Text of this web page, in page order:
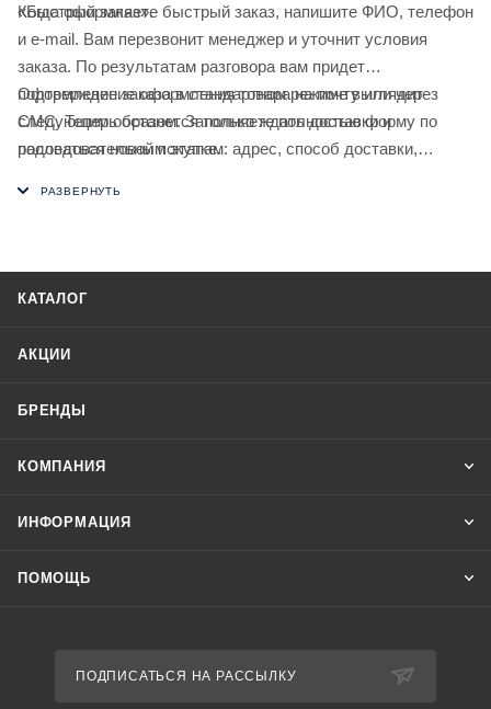
«Быстрый заказ».
Когда оформляете быстрый заказ, напишите ФИО, телефон
и e-mail. Вам перезвонит менеджер и уточнит условия
заказа. По результатам разговора вам придет
подтверждение оформления товара на почту или через
СМС. Теперь останется только ждать доставки и
радоваться новой покупке.
Оформление заказа в стандартном режиме выглядит
следующим образом. Заполняете полностью форму по
последовательным этапам: адрес, способ доставки,
КАТАЛОГ
АКЦИИ
БРЕНДЫ
КОМПАНИЯ
ИНФОРМАЦИЯ
ПОМОЩЬ
ПОДПИСАТЬСЯ НА РАССЫЛКУ